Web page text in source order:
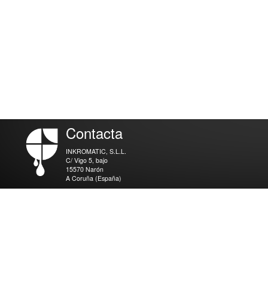
Contacta
INKROMATIC, S.L.L.
C/ Vigo 5, bajo
15570 Narón
A Coruña (España)